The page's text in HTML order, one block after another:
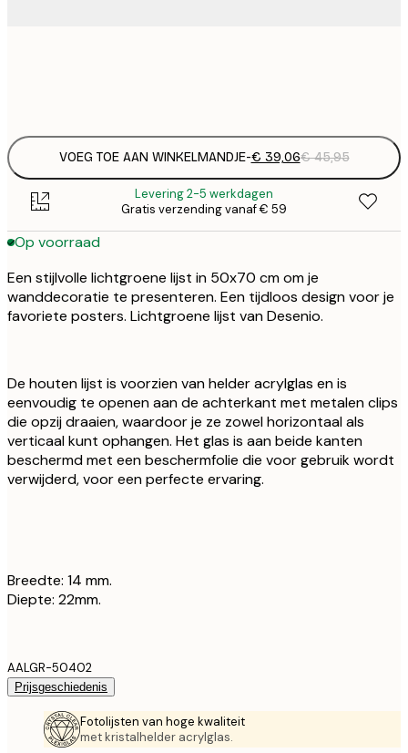
VOEG TOE AAN WINKELMANDJE-€ 39,06€ 45,95
Levering 2-5 werkdagen
Gratis verzending vanaf € 59
Op voorraad
Een stijlvolle lichtgroene lijst in 50x70 cm om je
wanddecoratie te presenteren. Een tijdloos design voor je
favoriete posters. Lichtgroene lijst van Desenio.
De houten lijst is voorzien van helder acrylglas en is
eenvoudig te openen aan de achterkant met metalen clips
die opzij draaien, waardoor je ze zowel horizontaal als
verticaal kunt ophangen. Het glas is aan beide kanten
beschermd met een beschermfolie die voor gebruik wordt
verwijderd, voor een perfecte ervaring.
Breedte: 14 mm.
Diepte: 22mm.
AALGR-50402
Prijsgeschiedenis
Fotolijsten van hoge kwaliteit
met kristalhelder acrylglas.